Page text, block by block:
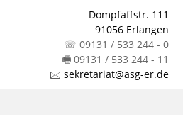
Dompfaffstr. 111
91056 Erlangen
☏ 09131 / 533 244 - 0
🖷 09131 / 533 244 - 11
🖂 sekretariat@asg-er.de